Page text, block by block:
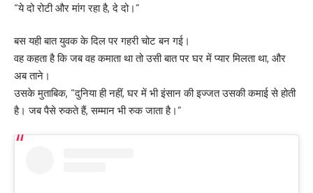
“ये दो रोटी और मांग रहा है, दे दो।”
बस यही बात युवक के दिल पर गहरी चोट बन गई।
वह कहता है कि जब वह कमाता था तो उसी बात पर घर में प्यार मिलता था, और
अब ताने।
उसके मुताबिक, “दुनिया ही नहीं, घर में भी इंसान की इज्जत उसकी कमाई से होती
है। जब पैसे रुकते हैं, सम्मान भी रुक जाता है।”